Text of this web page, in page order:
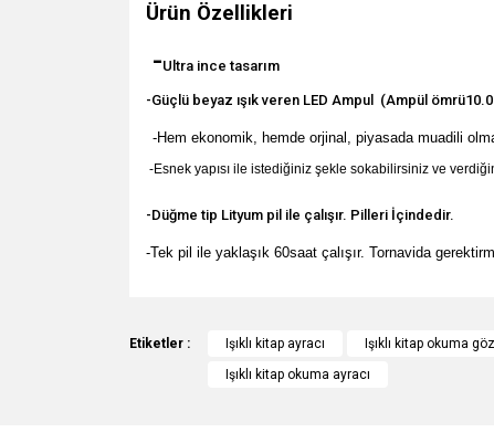
Ürün Özellikleri
-Ultra ince tasarım
-Güçlü beyaz ışık veren LED Ampul (Ampül
-Hem ekonomik, hemde orjinal, piyasada muadili
-Esnek yapısı ile istediğiniz şekle sokabilirsiniz ve
-Düğme tip Lityum pil ile çalışır. Pilleri İçindedir.
-Tek pil ile yaklaşık 60saat çalışır. Tornavida
Ürün resmi kalitesiz, bozuk veya görüntülenemiyor.
Etiketler : Işıklı kitap ayracı Işıklı kitap okuma
Işıklı kitap okuma ayracı